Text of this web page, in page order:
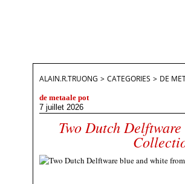
ALAIN.R.TRUONG > CATEGORIES > DE
de metaale pot
7 juillet 2026
Two Dutch